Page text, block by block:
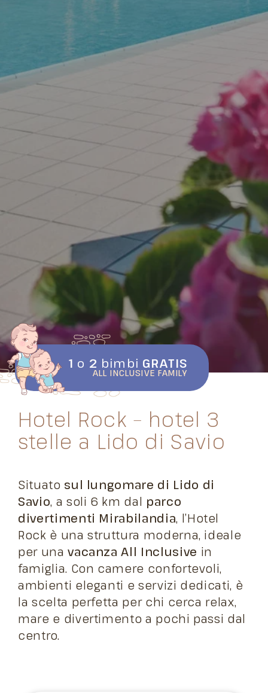
1 o 2 bimbi GRATIS
ALL INCLUSIVE FAMILY
Hotel Rock – hotel 3
stelle a Lido di Savio
Situato sul lungomare di Lido di
Savio, a soli 6 km dal parco
divertimenti Mirabilandia, l’Hotel
Rock è una struttura moderna, ideale
per unavacanza All Inclusive in
famiglia. Con camere confortevoli,
ambienti eleganti e servizi dedicati, è
la scelta perfetta per chi cerca relax,
mare e divertimento a pochi passi dal
centro.